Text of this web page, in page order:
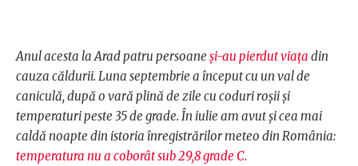
Anul acesta la Arad patru persoane și-au pierdut viața din
cauza căldurii. Luna septembrie a început cu un val de
caniculă, după o vară plină de zile cu coduri roșii și
temperaturi peste 35 de grade. În iulie am avut și cea mai
caldă noapte din istoria înregistrărilor meteo din România:
temperatura nu a coborât sub 29,8 grade C.